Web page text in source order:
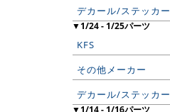
デカール/ステッカー
▼1/24 - 1/25パーツ
KFS
その他メーカー
デカール/ステッカー
▼1/14 - 1/16パーツ